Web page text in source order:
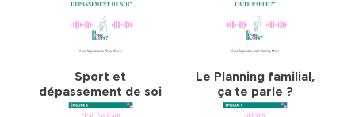
Sport et
dépassement de soi
Le Planning familial,
ça te parle ?